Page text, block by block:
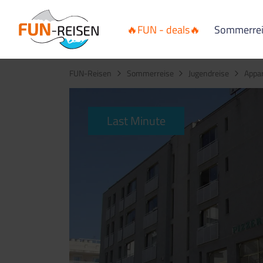
🔥FUN - deals🔥
FUN-Reisen Sommerreise Jugendreise
Last Minute